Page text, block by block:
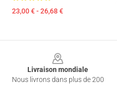
23,00 € - 26,68 €
Livraison mondiale
Nous livrons dans plus de 200